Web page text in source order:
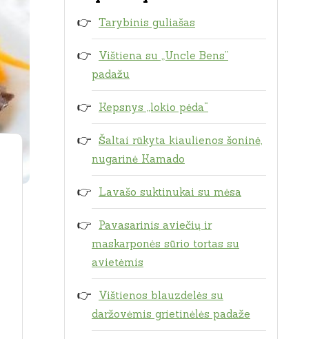
Tarybinis guliašas
Vištiena su „Uncle Bens”
padažu
Kepsnys „lokio pėda“
Šaltai rūkyta kiaulienos šoninė,
nugarinė Kamado
Lavašo suktinukai su mėsa
Pavasarinis aviečių ir
maskarponės sūrio tortas su
avietėmis
Vištienos blauzdelės su
daržovėmis grietinėlės padaže